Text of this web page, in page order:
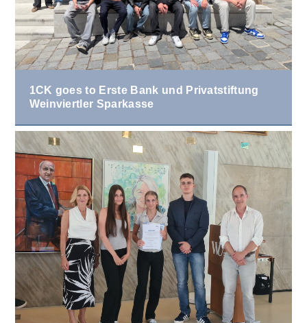
1CK goes to Erste Bank und Privatstiftung
Weinviertler Sparkasse